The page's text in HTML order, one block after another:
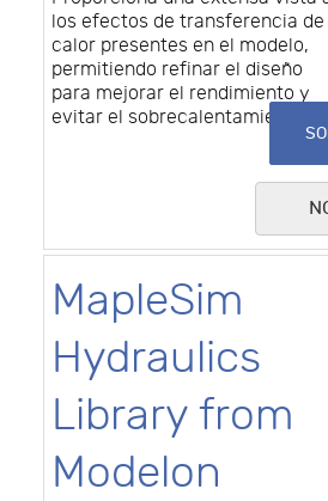
los efectos de transferencia de
calor presentes en el modelo,
permitiendo refinar el diseño
para mejorar el rendimiento y
evitar el sobrecalentamiento.
MapleSim
Hydraulics
Library from
Modelon